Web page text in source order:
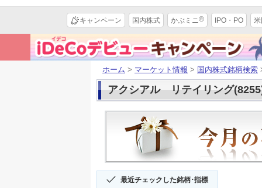
キャンペーン 国内株式 かぶミニ® IPO・PO
ホーム > マーケット情報 > 国内株式銘柄検索
アクシアル リテイリング
最近チェックした銘柄･指標